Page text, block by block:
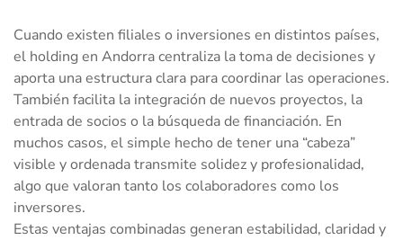
Cuando existen filiales o inversiones en distintos países,
el holding en Andorra centraliza la toma de decisiones y
aporta una estructura clara para coordinar las operaciones.
También facilita la integración de nuevos proyectos, la
entrada de socios o la búsqueda de financiación. En
muchos casos, el simple hecho de tener una “cabeza”
visible y ordenada transmite solidez y profesionalidad,
algo que valoran tanto los colaboradores como los
inversores.
Estas ventajas combinadas generan estabilidad, claridad y